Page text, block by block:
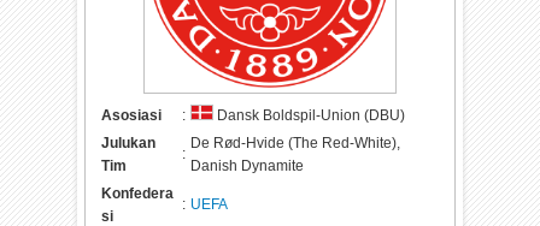
Asosiasi :
Dansk Boldspil-Union (DBU)
Julukan
Tim
:
De Rød-Hvide (The Red-White),
Danish Dynamite
Konfedera
si
: UEFA